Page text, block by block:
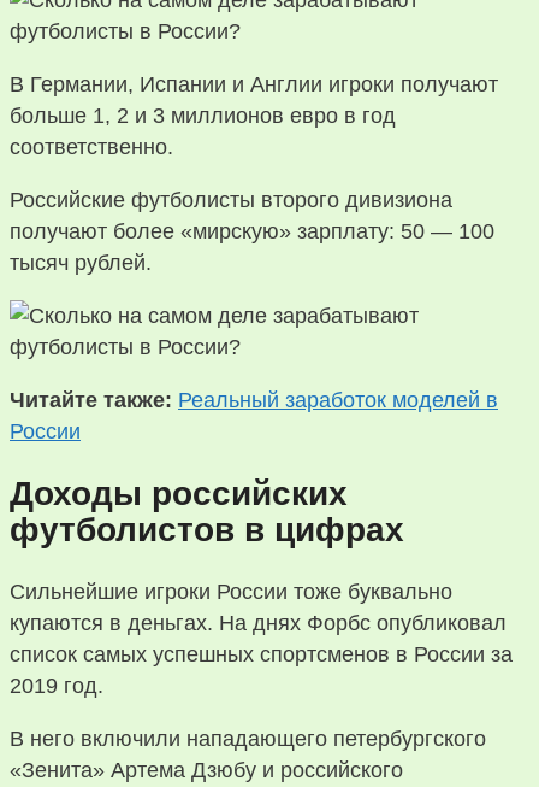
В Германии, Испании и Англии игроки получают
больше 1, 2 и 3 миллионов евро в год
соответственно.
Российские футболисты второго дивизиона
получают более «мирскую» зарплату: 50 — 100
тысяч рублей.
Читайте также: Реальный заработок моделей в
России
Доходы российских
футболистов в цифрах
Сильнейшие игроки России тоже буквально
купаются в деньгах. На днях Форбс опубликовал
список самых успешных спортсменов в России за
2019 год.
В него включили нападающего петербургского
«Зенита» Артема Дзюбу и российского